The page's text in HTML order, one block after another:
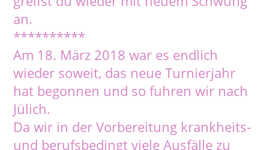
an.
**********
Am 18. März 2018 war es endlich
wieder soweit, das neue Turnierjahr
hat begonnen und so fuhren wir nach
Jülich.
Da wir in der Vorbereitung krankheits-
und berufsbedingt viele Ausfälle zu